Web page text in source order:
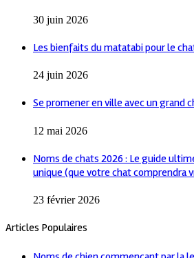
30 juin 2026
Les bienfaits du matatabi pour le
24 juin 2026
Se promener en ville avec un grand
12 mai 2026
Noms de chats 2026 : Le guide
unique (que votre chat comprendra
23 février 2026
Articles Populaires